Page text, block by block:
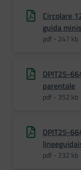
Circolare
guida
pdf - 247 kb
DPIT25-
parentale
pdf - 352 kb
DPIT25-
pdf - 232 kb